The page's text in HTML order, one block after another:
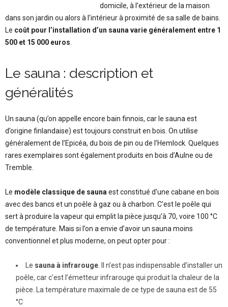
domicile, à l’extérieur de la maison
dans son jardin ou alors à l’intérieur à proximité de sa salle de bains.
Le coût pour l’installation d’un sauna varie généralement entre 1
500 et 15 000 euros
Le sauna : description et
généralités
Un sauna (qu’on appelle encore bain finnois, car le sauna est
d’origine finlandaise) est toujours construit en bois. On utilise
généralement de l’Epicéa, du bois de pin ou de l’Hemlock. Quelques
rares exemplaires sont également produits en bois d’Aulne ou de
Tremble.
Le modèle classique de sauna est constitué d’une cabane en bois
avec des bancs et un poêle à gaz ou à charbon. C’est le poêle qui
sert à produire la vapeur qui emplit la pièce jusqu’à 70, voire 100 °C
de température. Mais si l’on a envie d’avoir un sauna moins
conventionnel et plus moderne, on peut opter pour :
Le sauna à infrarouge . Il n’est pas indispensable d’installer un
poêle, car c’est l’émetteur infrarouge qui produit la chaleur de la
pièce. La température maximale de ce type de sauna est de 55
°C